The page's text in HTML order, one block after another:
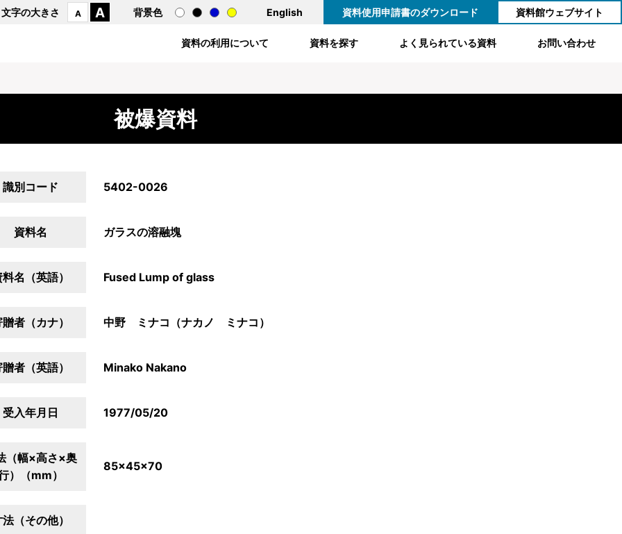
文字の大きさ A A 背景色 English 資料使用申請書のダウンロード 資料館ウェブサイト
資料の利用について 資料を探す よく見られている資料 お問い合わせ
被爆資料
識別コード 5402-0026
資料名 ガラスの溶融塊
名（英語） Fused Lump of glass
者（カナ） 中野 ミナコ（ナカノ ミナコ）
者（英語） Minako Nakano
受入年月日 1977/05/20
（幅×高さ×奥
）（mm）
85×45×70
（その他）